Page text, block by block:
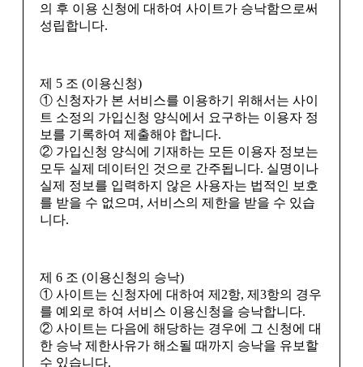
의 후 이용 신청에 대하여 사이트가 승낙함으로써
성립합니다.
제 5 조 (이용신청)
① 신청자가 본 서비스를 이용하기 위해서는 사이
트 소정의 가입신청 양식에서 요구하는 이용자 정
보를 기록하여 제출해야 합니다.
② 가입신청 양식에 기재하는 모든 이용자 정보는
모두 실제 데이터인 것으로 간주됩니다. 실명이나
실제 정보를 입력하지 않은 사용자는 법적인 보호
를 받을 수 없으며, 서비스의 제한을 받을 수 있습
니다.
제 6 조 (이용신청의 승낙)
① 사이트는 신청자에 대하여 제2항, 제3항의 경우
를 예외로 하여 서비스 이용신청을 승낙합니다.
② 사이트는 다음에 해당하는 경우에 그 신청에 대
한 승낙 제한사유가 해소될 때까지 승낙을 유보할
수 있습니다.